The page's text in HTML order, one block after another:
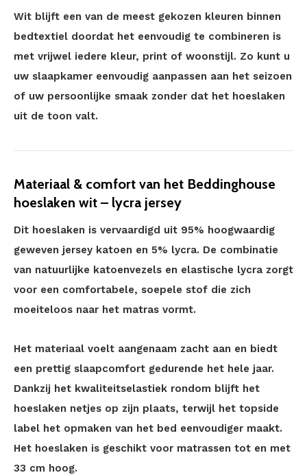
Wit blijft een van de meest gekozen kleuren binnen
bedtextiel doordat het eenvoudig te combineren is
met vrijwel iedere kleur, print of woonstijl. Zo kunt u
uw slaapkamer eenvoudig aanpassen aan het seizoen
of uw persoonlijke smaak zonder dat het hoeslaken
uit de toon valt.
Materiaal & comfort van het Beddinghouse
hoeslaken wit – lycra jersey
Dit hoeslaken is vervaardigd uit 95% hoogwaardig
geweven jersey katoen en 5% lycra. De combinatie
van natuurlijke katoenvezels en elastische lycra zorgt
voor een comfortabele, soepele stof die zich
moeiteloos naar het matras vormt.
Het materiaal voelt aangenaam zacht aan en biedt
een prettig slaapcomfort gedurende het hele jaar.
Dankzij het kwaliteitselastiek rondom blijft het
hoeslaken netjes op zijn plaats, terwijl het topside
label het opmaken van het bed eenvoudiger maakt.
Het hoeslaken is geschikt voor matrassen tot en met
33 cm hoog.